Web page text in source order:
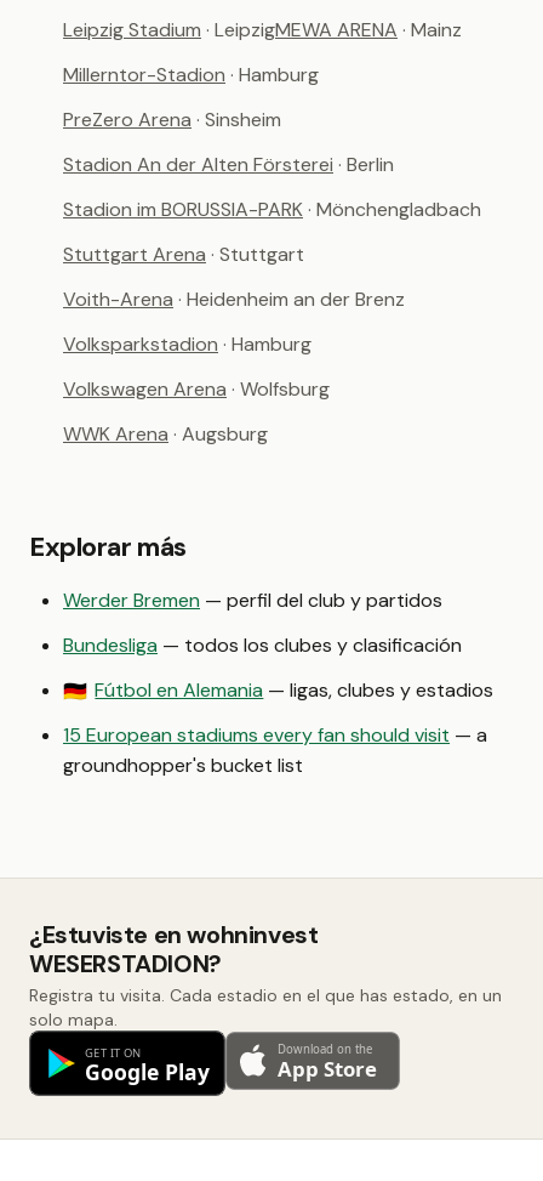
Leipzig Stadium · LeipzigMEWA ARENA · Mainz
Millerntor-Stadion · Hamburg
PreZero Arena · Sinsheim
Stadion An der Alten Försterei · Berlin
Stadion im BORUSSIA-PARK· Mönchengladbach
Stuttgart Arena · Stuttgart
Voith-Arena · Heidenheim an der Brenz
Volksparkstadion · Hamburg
Volkswagen Arena · Wolfsburg
WWK Arena · Augsburg
Explorar más
Werder Bremen — perfil del club y partidos
Bundesliga — todos los clubes y clasificación
🇩🇪 Fútbol en Alemania — ligas, clubes y estadios
15 European stadiums every fan should visit — a
groundhopper's bucket list
¿Estuviste en wohninvest
WESERSTADION?
Registra tu visita. Cada estadio en el que has estado, en un
solo mapa.